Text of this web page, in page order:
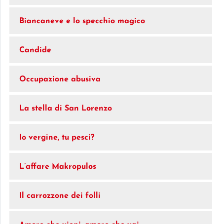
Biancaneve e lo specchio magico
Candide
Occupazione abusiva
La stella di San Lorenzo
Io vergine, tu pesci?
L’affare Makropulos
Il carrozzone dei folli